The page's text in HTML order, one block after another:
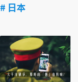
# 日本